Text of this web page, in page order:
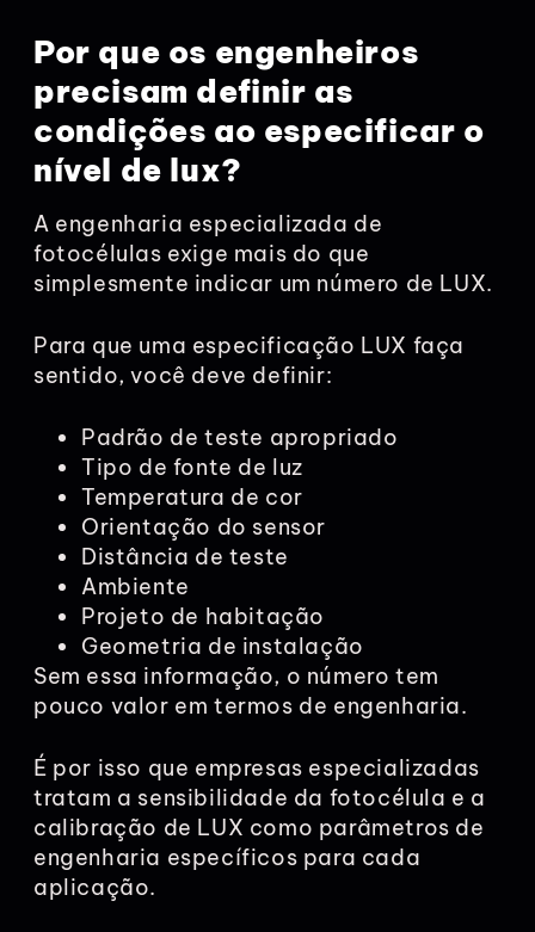
Por que os engenheiros
precisam definir as
condições ao especificar o
nível de lux?
A engenharia especializada de
fotocélulas exige mais do que
simplesmente indicar um número de LUX.
Para que uma especificação LUX faça
sentido, você deve definir:
Padrão de teste apropriado
Tipo de fonte de luz
Temperatura de cor
Orientação do sensor
Distância de teste
Ambiente
Projeto de habitação
Geometria de instalação
Sem essa informação, o número tem
pouco valor em termos de engenharia.
É por isso que empresas especializadas
tratam a sensibilidade da fotocélula e a
calibração de LUX como parâmetros de
engenharia específicos para cada
aplicação.